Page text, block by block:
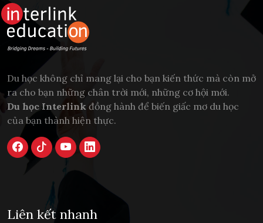
Du học không chỉ mang lại cho bạn kiến thức mà còn mở
ra cho bạn những chân trời mới, những cơ hội mới.
Du học Interlink đồng hành để biến giấc mơ du học
của bạn thành hiện thực.
Liên kết nhanh